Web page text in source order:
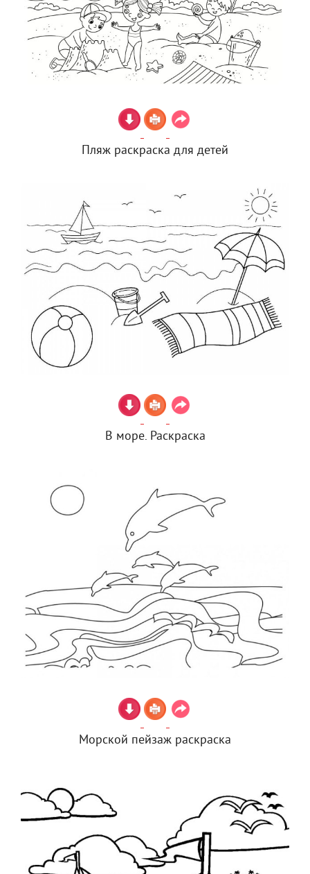
Пляж раскраска для детей
В море. Раскраска
Морской пейзаж раскраска